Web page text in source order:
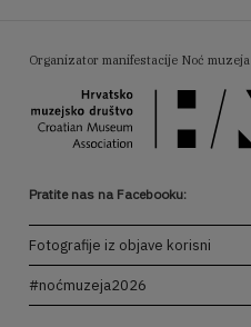
Organizator manifestacije Noć muzeja
Pratite nas na Facebooku:
Fotografije iz objave korisni
#noćmuzeja2026